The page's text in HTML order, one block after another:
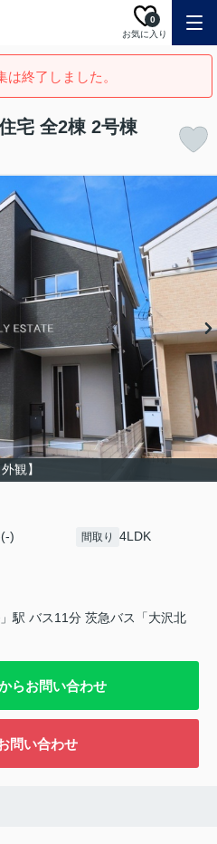
お気に入り
0
は終了しました。
宅 全2棟 2号棟
外観】
) 間取り 4LDK
」駅 バス11分 茨急バス「大沢北
らお問い合わせ
問い合わせ